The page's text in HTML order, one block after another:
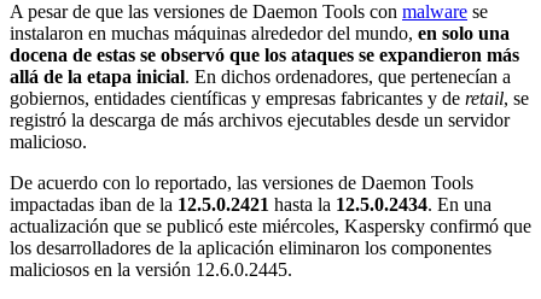
A pesar de que las versiones de Daemon Tools con malware se
instalaron en muchas máquinas alrededor del mundo, en solo una
docena de estas se observó que los ataques se expandieron más
allá de la etapa inicial. En dichos ordenadores, que pertenecían a
gobiernos, entidades científicas y empresas fabricantes y de retail, se
registró la descarga de más archivos ejecutables desde un servidor
malicioso.
De acuerdo con lo reportado, las versiones de Daemon Tools
impactadas iban de la 12.5.0.2421 hasta la 12.5.0.2434. En una
actualización que se publicó este miércoles, Kaspersky confirmó que
los desarrolladores de la aplicación eliminaron los componentes
maliciosos en la versión 12.6.0.2445.